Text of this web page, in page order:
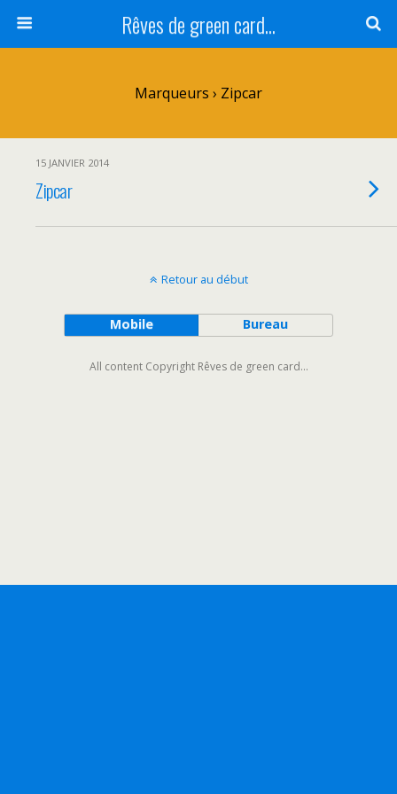
Rêves de green card...
Marqueurs › Zipcar
15 JANVIER 2014
Zipcar
Retour au début
Mobile Bureau
All content Copyright Rêves de green card...